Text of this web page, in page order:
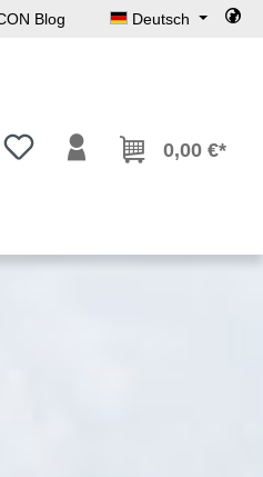
Blog Deutsch
Du hast 0 Produkte auf dem
0,00 €*